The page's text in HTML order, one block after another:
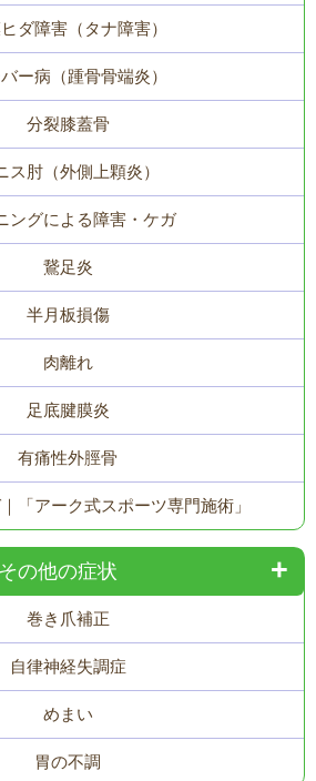
ダ障害（タナ障害）
ー病（踵骨骨端炎）
分裂膝蓋骨
ス肘（外側上顆炎）
ングによる障害・ケガ
鵞足炎
半月板損傷
肉離れ
足底腱膜炎
有痛性外脛骨
「アーク式スポーツ専門施術」
その他の症状
巻き爪補正
自律神経失調症
めまい
胃の不調